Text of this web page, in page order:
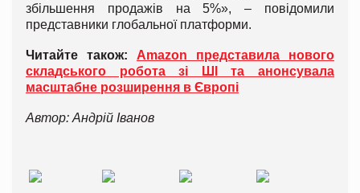
збільшення продажів на 5%», – повідомили
представники глобальної платформи.
Читайте також: Amazon представила нового
складського робота зі ШІ та анонсувала
масштабне розширення в Європі
Автор: Андрій Іванов